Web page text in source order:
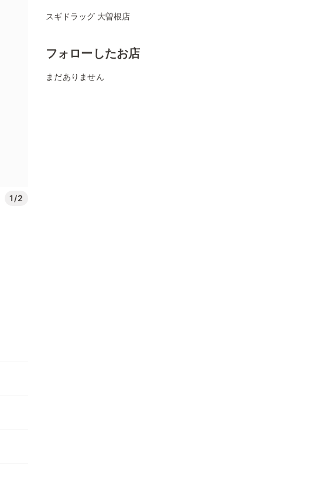
1/2
スギドラッグ 大曽根店
フォローしたお店
まだありません